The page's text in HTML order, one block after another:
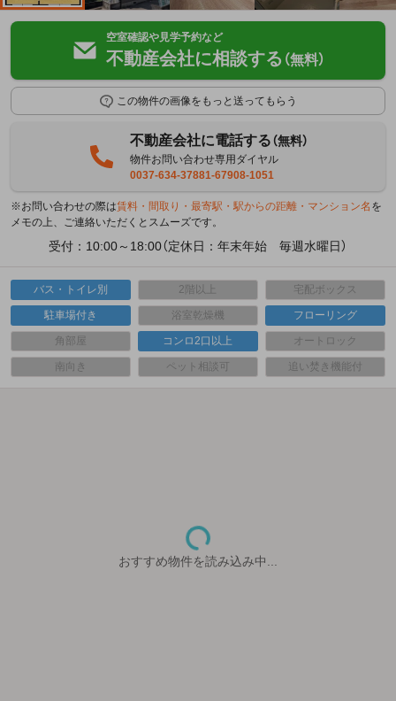
空室確認や見学予約など
不動産会社に相談する （無料）
この物件の画像をもっと送ってもらう
不動産会社に電話する（無料）
物件お問い合わせ専用ダイヤル
0037-634-37881-67908-1051
※お問い合わせの際は賃料・間取り・最寄駅・駅からの距離・マンション名 を
メモの上、ご連絡いただくとスムーズです。
受付：10:00～18:00（定休日：年末年始 毎週水曜日）
バス・トイレ別 2階以上 宅配ボックス
駐車場付き 浴室乾燥機 フローリング
角部屋 コンロ2口以上 オートロック
南向き ペット相談可 追い焚き機能付
おすすめ物件を読み込み中...